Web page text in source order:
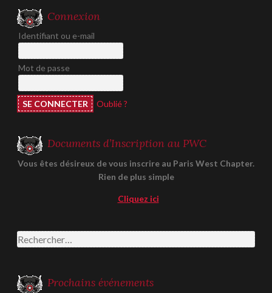
Connexion
Identifiant ou e-mail
Mot de passe
Oublié ?
Documents d’Inscription au PWC
Vous êtes désireux de vous inscrire au Paris West Chapter.
Rien de plus simple
Cliquez ici
Rechercher :
Prochains événements